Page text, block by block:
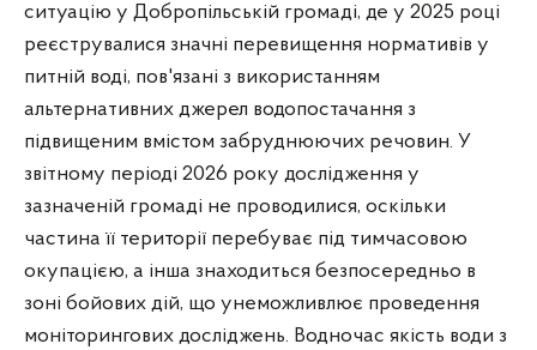
ситуацію у Добропільській громаді, де у 2025 році
реєструвалися значні перевищення нормативів у
питній воді, пов'язані з використанням
альтернативних джерел водопостачання з
підвищеним вмістом забруднюючих речовин. У
звітному періоді 2026 року дослідження у
зазначеній громаді не проводилися, оскільки
частина її території перебуває під тимчасовою
окупацією, а інша знаходиться безпосередньо в
зоні бойових дій, що унеможливлює проведення
моніторингових досліджень. Водночас якість води з